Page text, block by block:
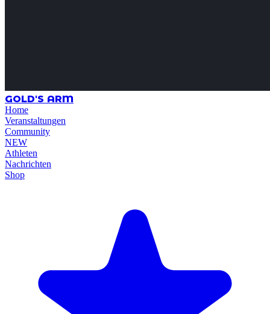
GOLD'S ARM
Home
Veranstaltungen
Community
NEW
Athleten
Nachrichten
Shop